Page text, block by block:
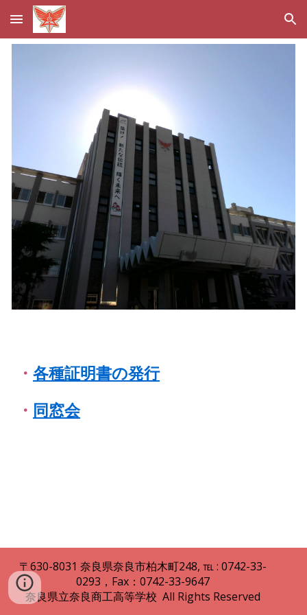
Skip to main content Skip to navigation
・各種証明書の発行
・ 同窓会
〒630-8031奈良県奈良市柏木町248,℡ : 0742-33-
0293，Fax：0742-33-9647
奈良県立奈良商工高等学校 All Rights Reserved